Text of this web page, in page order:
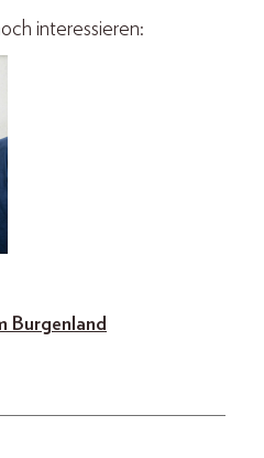
interessieren:
Burgenland